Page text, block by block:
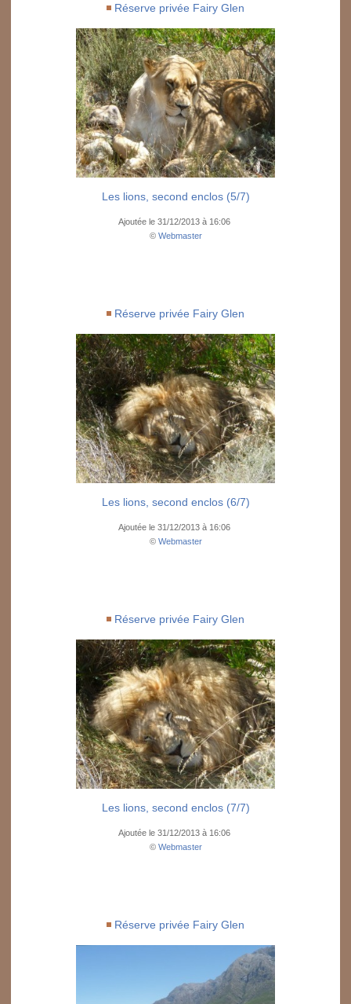
Réserve privée Fairy Glen
Les lions, second enclos (5/7)
Ajoutée le 31/12/2013 à 16:06
© Webmaster
Réserve privée Fairy Glen
Les lions, second enclos (6/7)
Ajoutée le 31/12/2013 à 16:06
© Webmaster
Réserve privée Fairy Glen
Les lions, second enclos (7/7)
Ajoutée le 31/12/2013 à 16:06
© Webmaster
Réserve privée Fairy Glen